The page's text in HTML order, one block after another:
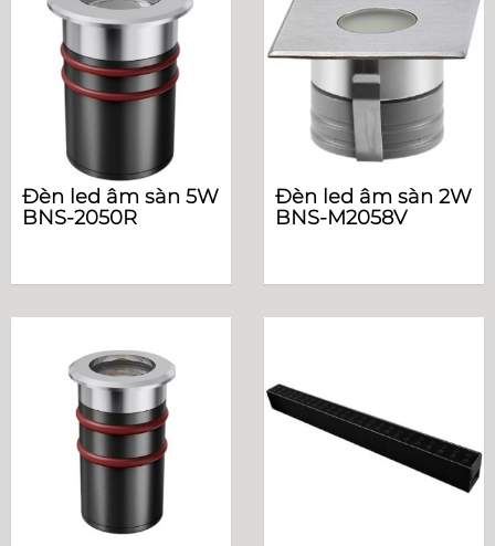
Đèn led âm sàn 5W
BNS-2050R
Đèn led âm sàn 2W
BNS-M2058V